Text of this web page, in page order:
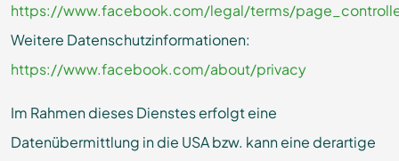
https://www.facebook.com/legal/terms/
Weitere Datenschutzinformationen:
https://www.facebook.com/about/privacy
Im Rahmen dieses Dienstes erfolgt eine
Datenübermittlung in die USA bzw. kann eine derartige